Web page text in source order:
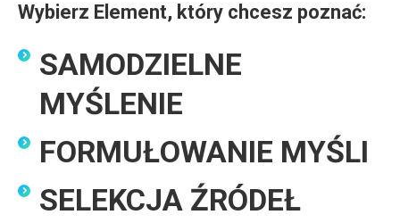
Wybierz Element, który chcesz poznać:
SAMODZIELNE
MYŚLENIE
FORMUŁOWANIE MYŚLI
SELEKCJA ŹRÓDEŁ